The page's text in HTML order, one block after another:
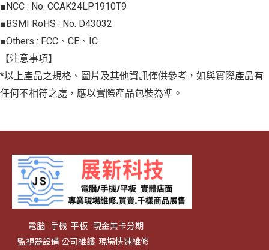
■NCC : No. CCAK24LP1910T9
■BSMI RoHS : No. D43032
■Others : FCC、CE、IC
【注意事項】
*以上產品之規格、圖片及其他資訊僅供參考，如與實際產品有
任何不相符之處，應以實際產品包裝為準。
電腦 手機 平板 現金無卡分期
監視器設備 公司維護 現場快速維修